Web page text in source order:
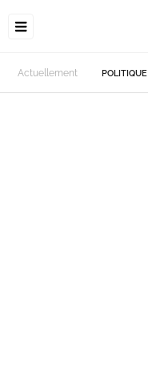
Actuellement POLITIQUE